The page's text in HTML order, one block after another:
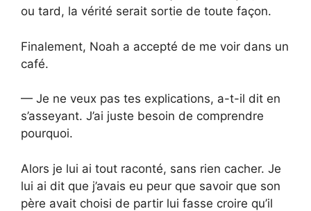
ou tard, la vérité serait sortie de toute façon.
Finalement, Noah a accepté de me voir dans un
café.
— Je ne veux pas tes explications, a-t-il dit en
s’asseyant. J’ai juste besoin de comprendre
pourquoi.
Alors je lui ai tout raconté, sans rien cacher. Je
lui ai dit que j’avais eu peur que savoir que son
père avait choisi de partir lui fasse croire qu’il